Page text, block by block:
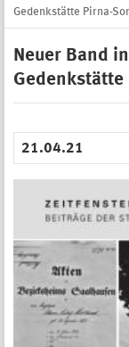
Gedenkstätte Pirna-
Neuer Band
21.04.21